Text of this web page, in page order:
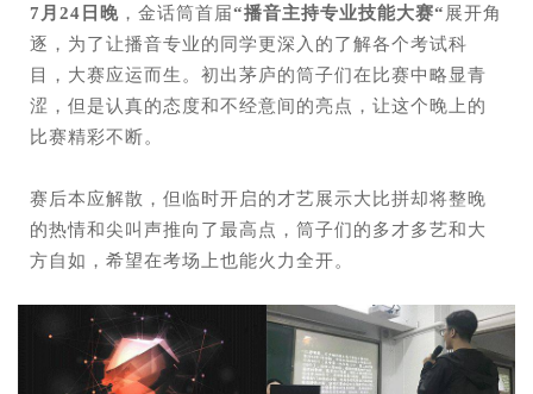
7月24日晚 ，金话筒首届“播音主持专业技能大赛“ 展开角
逐，为了让播音专业的同学更深入的了解各个考试科
目，大赛应运而生。初出茅庐的筒子们在比赛中略显青
涩，但是认真的态度和不经意间的亮点，让这个晚上的
比赛精彩不断。
赛后本应解散，但临时开启的才艺展示大比拼却将整晚
的热情和尖叫声推向了最高点，筒子们的多才多艺和大
方自如，希望在考场上也能火力全开。